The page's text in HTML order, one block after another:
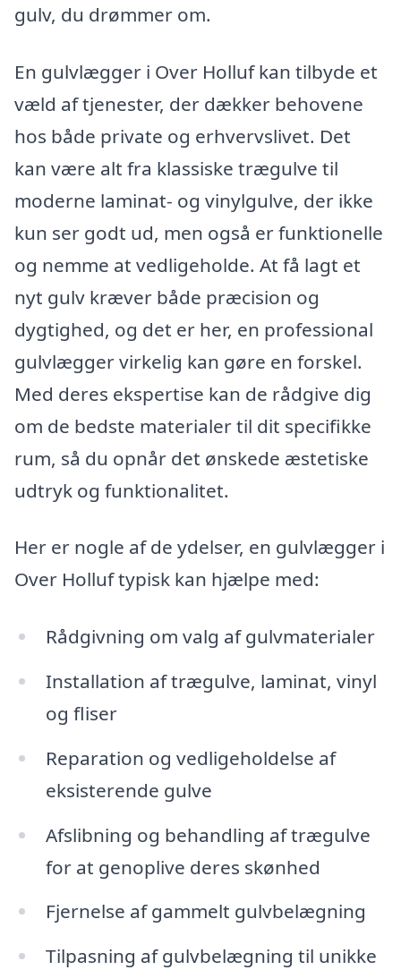
gulv, du drømmer om.
En gulvlægger i Over Holluf kan tilbyde et
væld af tjenester, der dækker behovene
hos både private og erhvervslivet. Det
kan være alt fra klassiske trægulve til
moderne laminat- og vinylgulve, der ikke
kun ser godt ud, men også er funktionelle
og nemme at vedligeholde. At få lagt et
nyt gulv kræver både præcision og
dygtighed, og det er her, en professional
gulvlægger virkelig kan gøre en forskel.
Med deres ekspertise kan de rådgive dig
om de bedste materialer til dit specifikke
rum, så du opnår det ønskede æstetiske
udtryk og funktionalitet.
Her er nogle af de ydelser, en gulvlægger i
Over Holluf typisk kan hjælpe med:
Rådgivning om valg af gulvmaterialer
Installation af trægulve, laminat, vinyl
og fliser
Reparation og vedligeholdelse af
eksisterende gulve
Afslibning og behandling af trægulve
for at genoplive deres skønhed
Fjernelse af gammelt gulvbelægning
Tilpasning af gulvbelægning til unikke